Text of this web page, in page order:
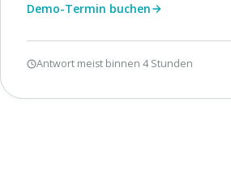
Demo-Termin buchen
Antwort meist binnen 4 Stunden